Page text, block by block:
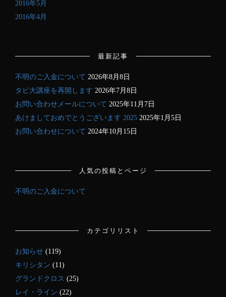
2016年5月
2016年4月
最新記事
不明のご入金について 2026年8月8日
タピ大講座を再開します 2026年7月8日
お問い合わせメールについて 2025年11月7日
あけましておめでとうございます 2025 2025年1月5日
お問い合わせについて 2024年10月15日
人気の投稿とページ
不明のご入金について
カテゴリリスト
お知らせ (119)
キリシタン (11)
グランドクロス (25)
レイ・ライン (22)